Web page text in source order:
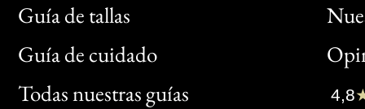
Guía de tallas
Guía de cuidado
Todas nuestras guías
Bon
Clic
4,8